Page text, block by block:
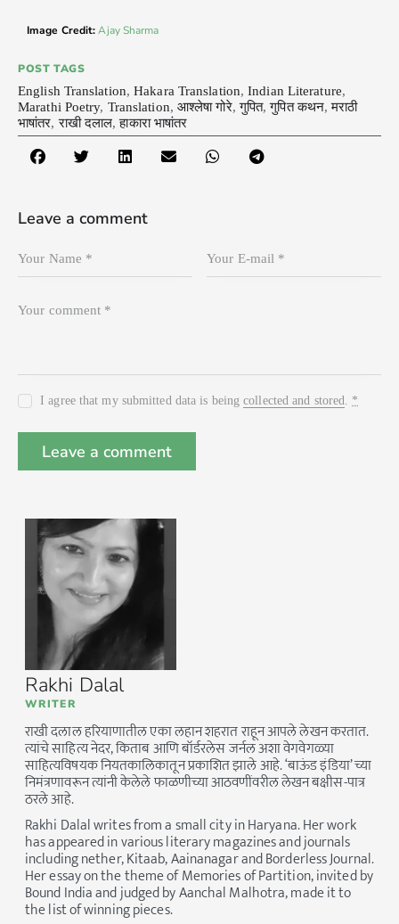
Rakhi Dalal
WRITER
राखी दलाल हरियाणातील एका लहान शहरात राहून आपले लेखन करतात.
त्यांचे साहित्य नेदर, किताब आणि बॉर्डरलेस जर्नल अशा वेगवेगळ्या
साहित्यविषयक नियतकालिकातून प्रकाशित झाले आहे. ‘बाऊंड इंडिया’ च्या
निमंत्रणावरून त्यांनी केलेले फाळणीच्या आठवणींवरील लेखन बक्षीस-पात्र
ठरले आहे.
Rakhi Dalal writes from a small city in Haryana. Her work
has appeared in various literary magazines and journals
including nether, Kitaab, Aainanagar and Borderless Journal.
Her essay on the theme of Memories of Partition, invited by
Bound India and judged by Aanchal Malhotra, made it to
the list of winning pieces.
Image Credit:Ajay Sharma
POST TAGS
English Translation,Hakara Translation,Indian Literature,
Marathi Poetry, Translation, आश्लेषा गोरे,गुपित,गुपित कथन,मराठी
भाषांतर,राखी दलाल,हाकारा भाषांतर
Leave a comment
I agree that my submitted data is beingcollected and stored *